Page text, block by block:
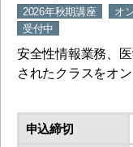
2026年秋期講座 オ
受付中
安全性情報業務、
されたクラスをオ
申込締切